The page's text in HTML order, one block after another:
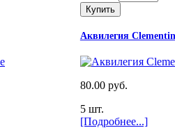
Аквилегия
80.00 руб.
5 шт.
[Подробнее...]